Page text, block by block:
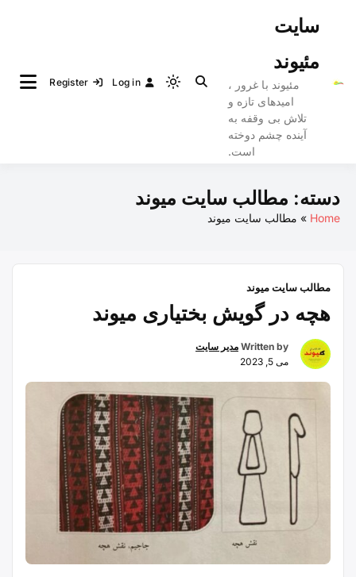
سایت
مئیوند
مئیوند با غرور ،
امیدهای تازه و
تلاش بی وقفه به
آینده چشم دوخته
است.
Light
dark)
Log in
Register
دسته: مطالب سایت میوند
Home مطالب سایت میوند
مطالب سایت میوند
هچه در گویش بختیاری میوند
Written by مدیر سایت
می 5, 2023